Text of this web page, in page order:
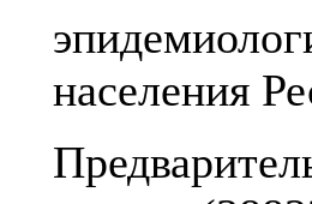
населения